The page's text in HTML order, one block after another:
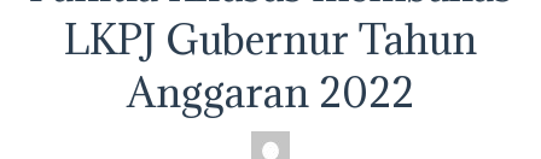
LKPJ Gubernur Tahun
Anggaran 2022